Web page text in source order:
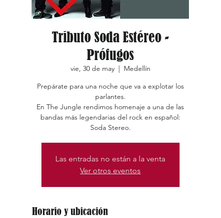
Tributo Soda Estéreo -
Prófugos
vie, 30 de may
  |
Medellín
Prepárate para una noche que va a explotar los
parlantes.
En The Jungle rendimos homenaje a una de las
bandas más legendarias del rock en español:
Soda Stereo.
Las entradas no están a la venta
Ver otros eventos
Horario y ubicación